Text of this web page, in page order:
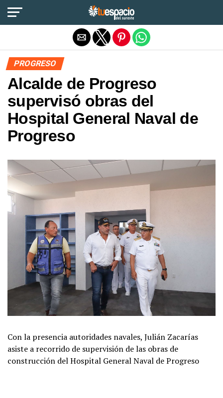
PROGRESO
Alcalde de Progreso
supervisó obras del
Hospital General Naval de
Progreso
Con la presencia autoridades navales, Julián Zacarías
asiste a recorrido de supervisión de las obras de
construcción del Hospital General Naval de Progreso
Salir de la versión móvil